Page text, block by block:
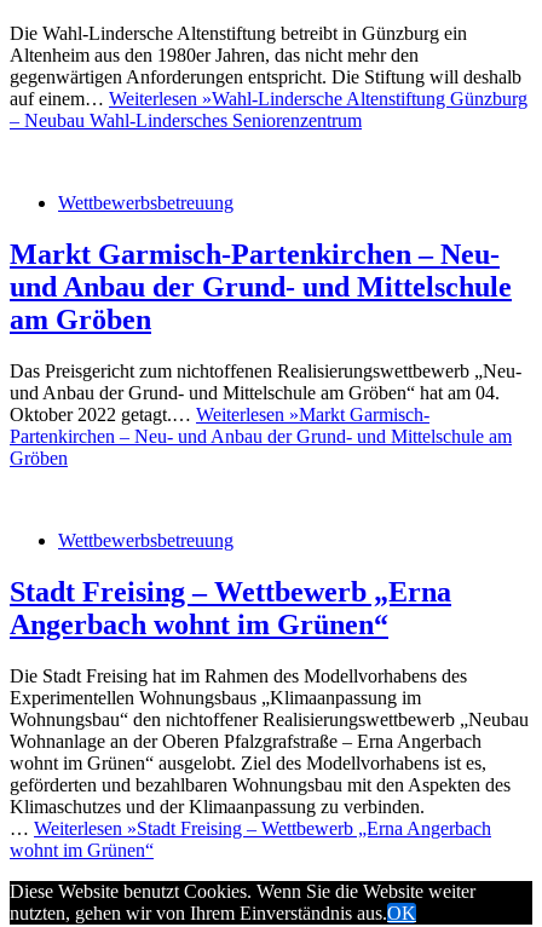
Die Wahl-Lindersche Altenstiftung betreibt in Günzburg ein
Altenheim aus den 1980er Jahren, das nicht mehr den
gegenwärtigen Anforderungen entspricht. Die Stiftung will deshalb
auf einem… Weiterlesen »Wahl-Lindersche Altenstiftung Günzburg
– Neubau Wahl-Lindersches Seniorenzentrum
Wettbewerbsbetreuung
Markt Garmisch-Partenkirchen – Neu-
und Anbau der Grund- und Mittelschule
am Gröben
Das Preisgericht zum nichtoffenen Realisierungswettbewerb „Neu-
und Anbau der Grund- und Mittelschule am Gröben“ hat am 04.
Oktober 2022 getagt.… Weiterlesen »Markt Garmisch-
Partenkirchen – Neu- und Anbau der Grund- und Mittelschule am
Gröben
Wettbewerbsbetreuung
Stadt Freising – Wettbewerb „Erna
Angerbach wohnt im Grünen“
Die Stadt Freising hat im Rahmen des Modellvorhabens des
Experimentellen Wohnungsbaus „Klimaanpassung im
Wohnungsbau“ den nichtoffener Realisierungswettbewerb „Neubau
Wohnanlage an der Oberen Pfalzgrafstraße – Erna Angerbach
wohnt im Grünen“ ausgelobt. Ziel des Modellvorhabens ist es,
geförderten und bezahlbaren Wohnungsbau mit den Aspekten des
Klimaschutzes und der Klimaanpassung zu verbinden.
… Weiterlesen »Stadt Freising – Wettbewerb „Erna Angerbach
wohnt im Grünen“
Diese Website benutzt Cookies. Wenn Sie die Website weiter
nutzten, gehen wir von Ihrem Einverständnis aus.OK